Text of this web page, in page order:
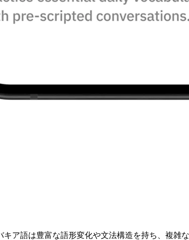
ア語は豊富な語形変化や文法構造を持ち、複雑